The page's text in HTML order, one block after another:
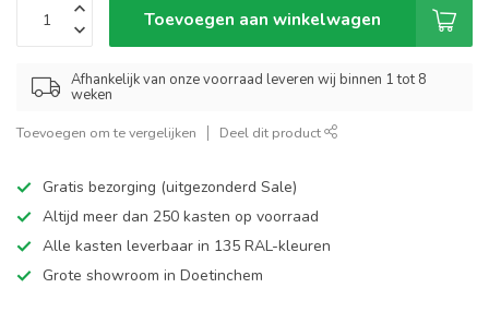
Toevoegen aan winkelwagen
Afhankelijk van onze voorraad leveren wij binnen 1 tot 8
weken
Toevoegen om te vergelijken Deel dit product
Gratis bezorging (uitgezonderd Sale)
Altijd meer dan 250 kasten op voorraad
Alle kasten leverbaar in 135 RAL-kleuren
Grote showroom in Doetinchem